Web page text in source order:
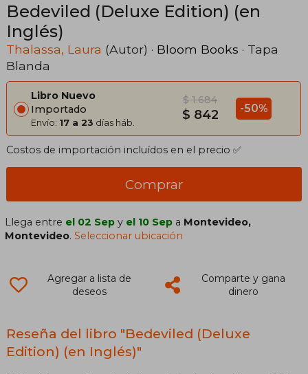
Bedeviled (Deluxe Edition) (en
Inglés)
Thalassa, Laura (Autor) · Bloom Books · Tapa
Blanda
Libro Nuevo
Importado
Envío: 17 a 23 días háb.
$ 1.684
$ 842 -50%
Costos de importación incluídos en el precio ✅
Comprar
Llega entre el 02 Sep y el 10 Sep a Montevideo,
Montevideo.Seleccionar ubicación
Agregar a lista de
deseos
Comparte y gana
dinero
Reseña del libro "Bedeviled (Deluxe
Edition) (en Inglés)"